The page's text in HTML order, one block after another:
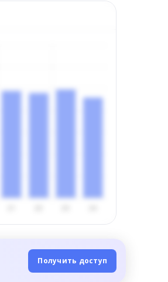
Получить доступ